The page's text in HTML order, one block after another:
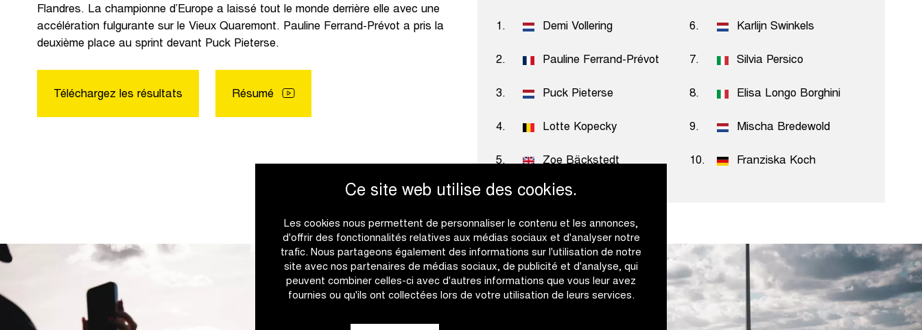
Ce site web utilise des cookies.
Les cookies nous permettent de personnaliser le contenu et les annonces,
d'offrir des fonctionnalités relatives aux médias sociaux et d'analyser notre
trafic. Nous partageons également des informations sur l'utilisation de notre
site avec nos partenaires de médias sociaux, de publicité et d'analyse, qui
peuvent combiner celles-ci avec d'autres informations que vous leur avez
fournies ou qu'ils ont collectées lors de votre utilisation de leurs services.
1. Demi Vollering
2. Pauline Ferrand-Prévot
3. Puck Pieterse
4. Lotte Kopecky
5. Zoe Bäckstedt
6. Karlijn Swinkels
7. Silvia Persico
8. Elisa Longo Borghini
9. Mischa Bredewold
10. Franziska Koch
Flandres. La championne d’Europe a laissé tout le monde derrière elle avec une
accélération fulgurante sur le Vieux Quaremont. Pauline Ferrand-Prévot a pris la
deuxième place au sprint devant Puck Pieterse.
Téléchargez les résultats Résumé